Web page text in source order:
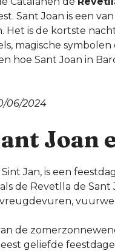
Sant Joan is een
Het is de kortste
magische
hoe Sant Joan in
06/2024
Joan
Jan, is een
de Revetlla de
de
geliefde